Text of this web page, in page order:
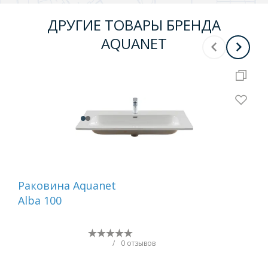
ДРУГИЕ ТОВАРЫ БРЕНДА
AQUANET
Раковина Aquanet
Alba 100
/ 0 отзывов